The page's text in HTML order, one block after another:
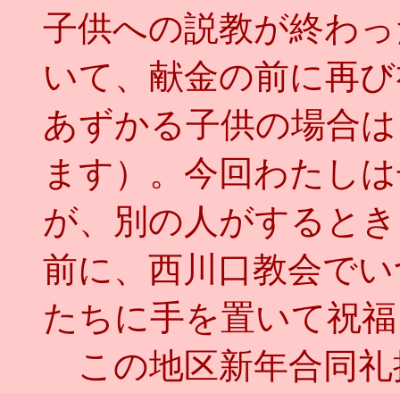
子供への説教が終わ
いて、献金の前に再
あずかる子供の場合
ます）。今回わたし
が、別の人がすると
前に、西川口教会で
たちに手を置いて祝
この地区新年合同礼